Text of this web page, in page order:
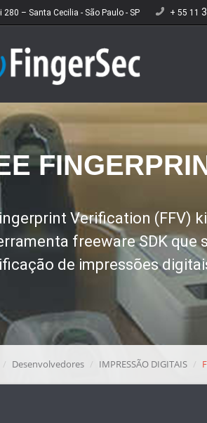
280 – Santa Cecilia - São Paulo - SP + 55 11
Verification (FFV)
freeware SDK
de impressões
Desenvolvedores IMPRESSÃO DIGITAIS